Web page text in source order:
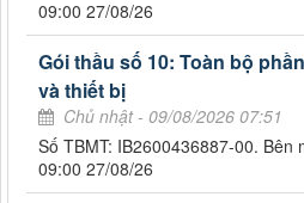
09:00 27/08/26
Gói thầu số 10: Toàn bộ
và thiết bị
Chủ nhật - 09/08/2026 07:51
Số TBMT: IB2600436887-00. Bên
09:00 27/08/26